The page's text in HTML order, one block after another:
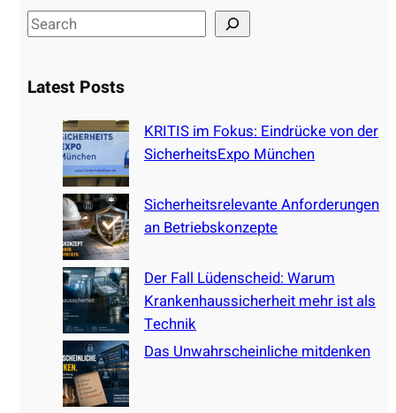
S
e
r
Latest Posts
KRITIS im Fokus: Eindrücke von der
SicherheitsExpo München
Sicherheitsrelevante Anforderungen
an Betriebskonzepte
Der Fall Lüdenscheid: Warum
Krankenhaussicherheit mehr ist als
Technik
Das Unwahrscheinliche mitdenken